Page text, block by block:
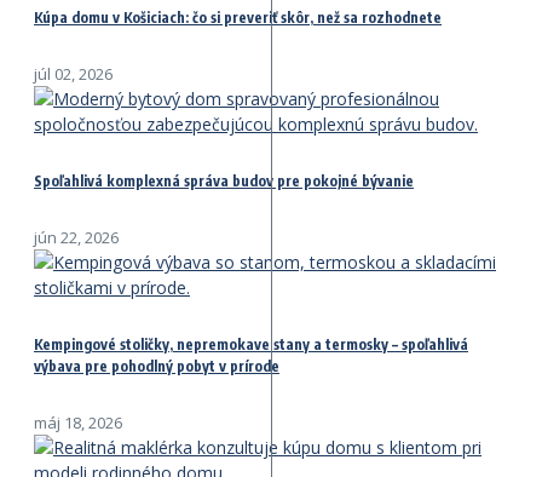
Kúpa domu v Košiciach: čo si preveriť skôr, než sa rozhodnete
júl 02, 2026
Spoľahlivá komplexná správa budov pre pokojné bývanie
jún 22, 2026
Kempingové stoličky, nepremokave stany a termosky – spoľahlivá
výbava pre pohodlný pobyt v prírode
máj 18, 2026